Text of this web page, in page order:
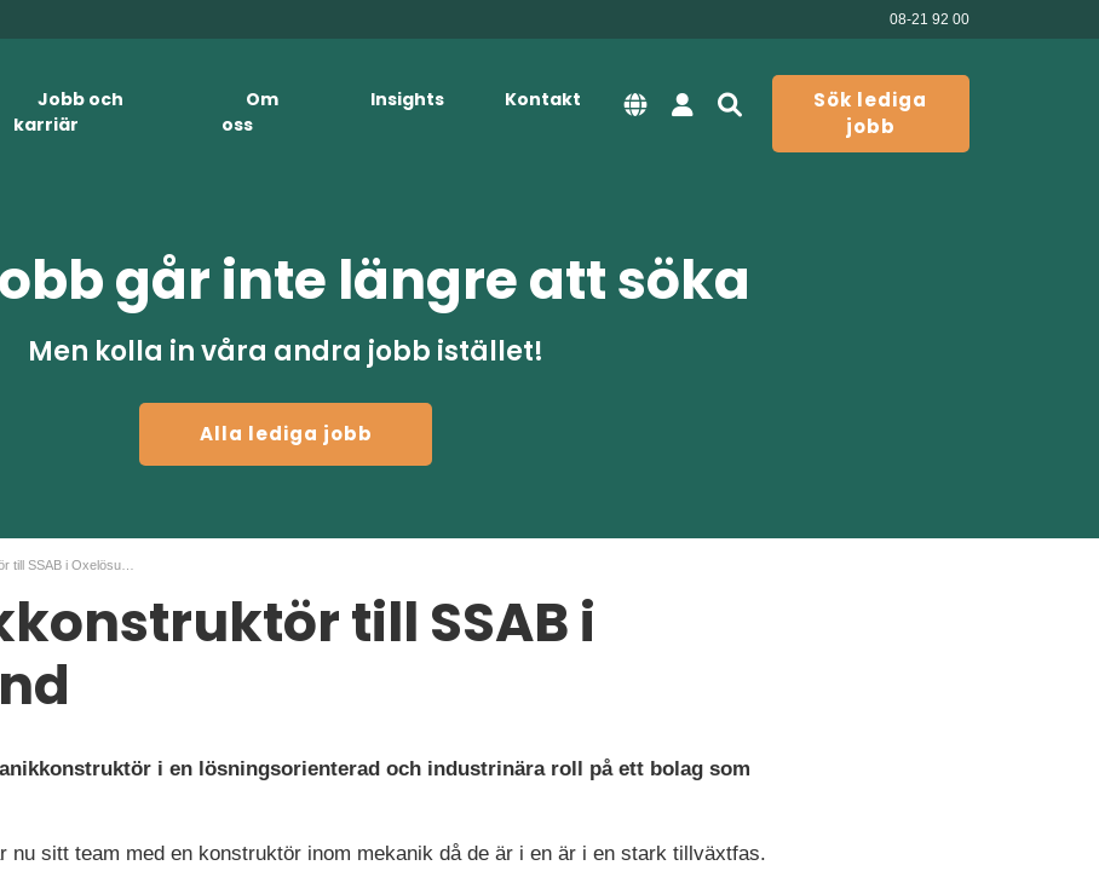
08-21 92 00
Jobb och
karriär
Om
oss
Insights Kontakt
Sök lediga
jobb
går inte längre att söka
Men kolla in våra andra jobb istället!
Alla lediga jobb
till SSAB i
i en lösningsorienterad och industrinära roll på ett bolag som
nu sitt team med en konstruktör inom mekanik då de är i en är i en stark tillväxtfas.